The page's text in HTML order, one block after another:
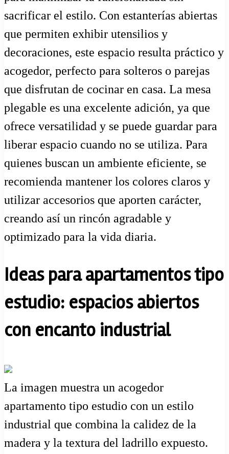
sacrificar el estilo. Con estanterías abiertas
que permiten exhibir utensilios y
decoraciones, este espacio resulta práctico y
acogedor, perfecto para solteros o parejas
que disfrutan de cocinar en casa. La mesa
plegable es una excelente adición, ya que
ofrece versatilidad y se puede guardar para
liberar espacio cuando no se utiliza. Para
quienes buscan un ambiente eficiente, se
recomienda mantener los colores claros y
utilizar accesorios que aporten carácter,
creando así un rincón agradable y
optimizado para la vida diaria.
Ideas para apartamentos tipo
estudio: espacios abiertos
con encanto industrial
La imagen muestra un acogedor
apartamento tipo estudio con un estilo
industrial que combina la calidez de la
madera y la textura del ladrillo expuesto.